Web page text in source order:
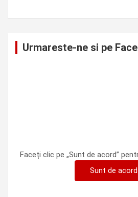
Urmareste-ne si pe
Faceți clic pe „Sunt de acord”
Sunt de